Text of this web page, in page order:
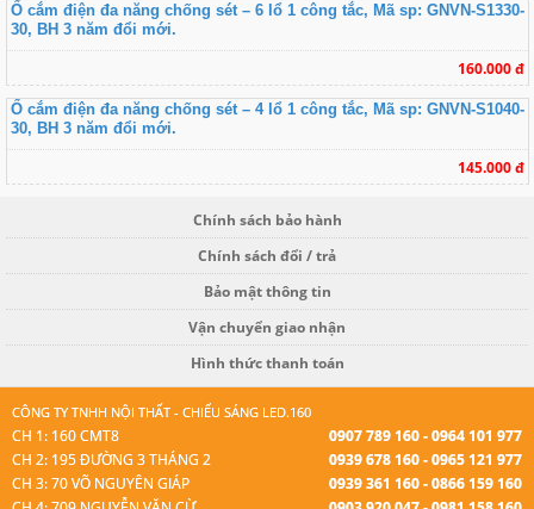
Ổ cắm điện đa năng chống sét – 6 lổ 1 công tắc, Mã sp: GNVN-S1330-
30, BH 3 năm đổi mới.
160.000 đ
Ổ cắm điện đa năng chống sét – 4 lổ 1 công tắc, Mã sp: GNVN-S1040-
30, BH 3 năm đổi mới.
145.000 đ
Chính sách bảo hành
Chính sách đổi / trả
Bảo mật thông tin
Vận chuyển giao nhận
Hình thức thanh toán
CÔNG TY TNHH NỘI THẤT - CHIẾU SÁNG LED.160
CH 1: 160 CMT8
0907 789 160 - 0964 101 977
CH 2: 195 ĐƯỜNG 3 THÁNG 2
0939 678 160 - 0965 121 977
CH 3: 70 VÕ NGUYÊN GIÁP
0939 361 160 - 0866 159 160